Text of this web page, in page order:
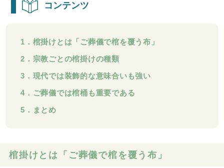
コンテンツ
1．棺掛けとは「ご葬儀で棺を覆う布」
2．宗教ごとの棺掛けの種類
3．現代では装飾的な意味合いも強い
4．ご葬儀では棺桶も重要である
5．まとめ
棺掛けとは「ご葬儀で棺を覆う布」